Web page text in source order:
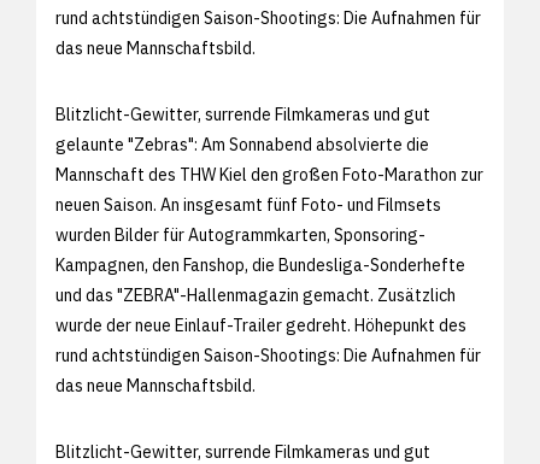
rund achtstündigen Saison-Shootings: Die Aufnahmen für
das neue Mannschaftsbild.
Blitzlicht-Gewitter, surrende Filmkameras und gut
gelaunte "Zebras": Am Sonnabend absolvierte die
Mannschaft des THW Kiel den großen Foto-Marathon zur
neuen Saison. An insgesamt fünf Foto- und Filmsets
wurden Bilder für Autogrammkarten, Sponsoring-
Kampagnen, den Fanshop, die Bundesliga-Sonderhefte
und das "ZEBRA"-Hallenmagazin gemacht. Zusätzlich
wurde der neue Einlauf-Trailer gedreht. Höhepunkt des
rund achtstündigen Saison-Shootings: Die Aufnahmen für
das neue Mannschaftsbild.
Blitzlicht-Gewitter, surrende Filmkameras und gut